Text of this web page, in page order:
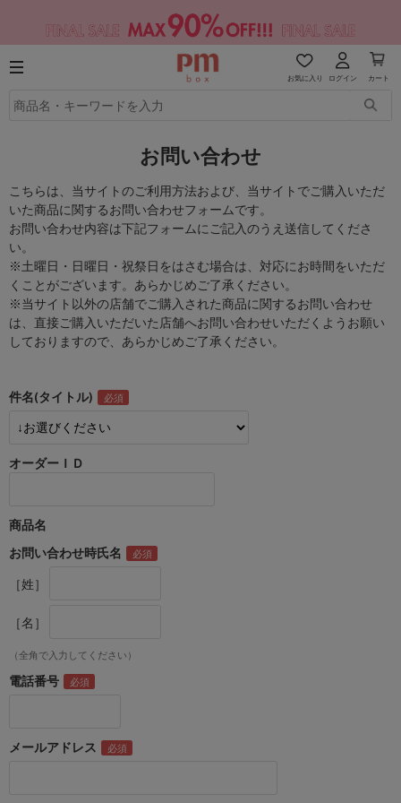
お気に入り ログイン カート
お問い合わせ
こちらは、当サイトのご利用方法および、当サイトでご購入いただ
いた商品に関するお問い合わせフォームです。
お問い合わせ内容は下記フォームにご記入のうえ送信してくださ
い。
※土曜日・日曜日・祝祭日をはさむ場合は、対応にお時間をいただ
くことがございます。あらかじめご了承ください。
※当サイト以外の店舗でご購入された商品に関するお問い合わせ
は、直接ご購入いただいた店舗へお問い合わせいただくようお願い
しておりますので、あらかじめご了承ください。
件名(タイトル)
オーダーＩＤ
商品名
お問い合わせ時氏名
［姓］
［名］
（全角で入力してください）
電話番号
メールアドレス